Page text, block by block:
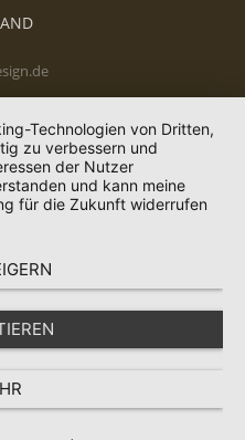
Technologien von Dritten,
zu verbessern und
der Nutzer
und kann meine
für die Zukunft widerrufen